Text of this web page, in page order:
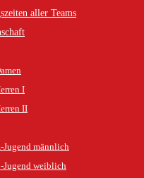
aller Teams
I
II
Jugend männlich
Jugend weiblich